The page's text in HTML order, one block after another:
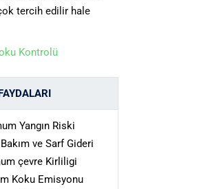
tercih edilir hale
Kontrolü
Yangın Riski
ve Sarf Gideri
çevre Kirliligi
Koku Emisyonu